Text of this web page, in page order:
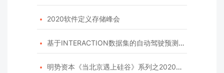
 2020软件定义存储峰会
 基于INTERACTION数据集的自动驾驶预测模型挑战赛
 明势资本《当北京遇上硅谷》系列之2020年度开源峰会